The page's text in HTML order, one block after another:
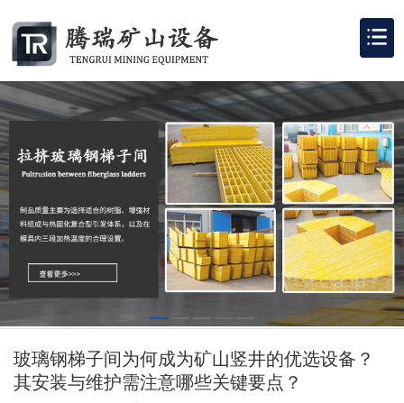
玻璃钢梯子间为何成为矿山竖井的优选设备？
其安装与维护需注意哪些关键要点？